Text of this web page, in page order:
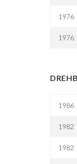
1976
1976
1986
1982
1982